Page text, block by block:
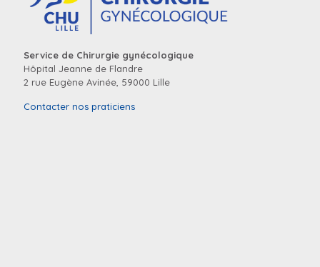
Service de Chirurgie gynécologique
Hôpital Jeanne de Flandre
2 rue Eugène Avinée, 59000 Lille
Contacter nos praticiens